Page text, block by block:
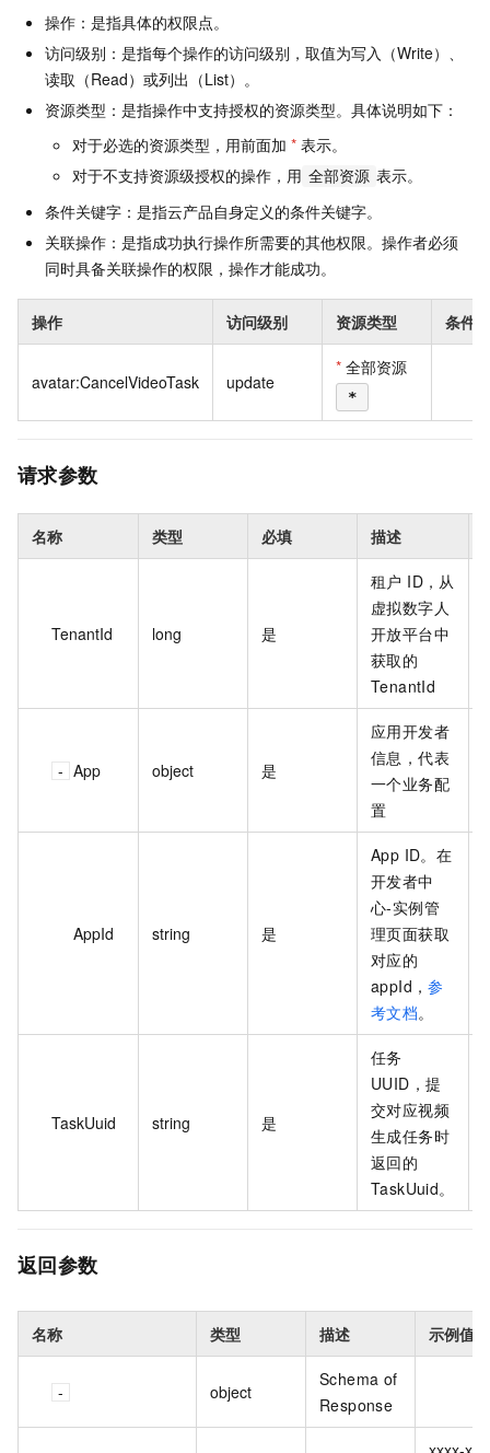
操作：是指具体的权限点。
访问级别：是指每个操作的访问级别，取值为写入（Write）、
读取（Read）或列出（List）。
资源类型：是指操作中支持授权的资源类型。具体说明如下：
对于必选的资源类型，用前面加 * 表示。
对于不支持资源级授权的操作，用 全部资源 表示。
条件关键字：是指云产品自身定义的条件关键字。
关联操作：是指成功执行操作所需要的其他权限。操作者必须
同时具备关联操作的权限，操作才能成功。
操作 访问级别 资源类型 条件
avatar:CancelVideoTask update
* 全部资源
*
请求参数
名称 类型 必填 描述
TenantId long 是
租户 ID，从
虚拟数字人
开放平台中
获取的
TenantId
App object 是
应用开发者
信息，代表
一个业务配
置
AppId string 是
App ID。在
开发者中
心-实例管
理页面获取
对应的
appId，参
考文档。
TaskUuid string 是
任务
UUID，提
交对应视频
生成任务时
返回的
TaskUuid。
返回参数
名称 类型 描述 示例值
object
Schema of
Response